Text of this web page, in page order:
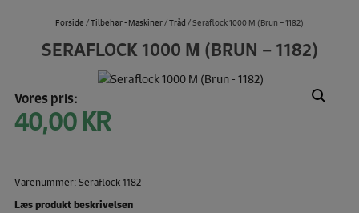
Forside /Tilbehør - Maskiner/Tråd / Seraflock 1000 M (Brun – 1182)
SERAFLOCK 1000 M (BRUN – 1182)
Vores pris:
40,00KR
Varenummer: Seraflock 1182
Læs produkt beskrivelsen